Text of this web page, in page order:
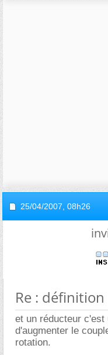
25/04/2007, 08h26
Re : définition
et un réducteur
d'augmenter le
rotation.